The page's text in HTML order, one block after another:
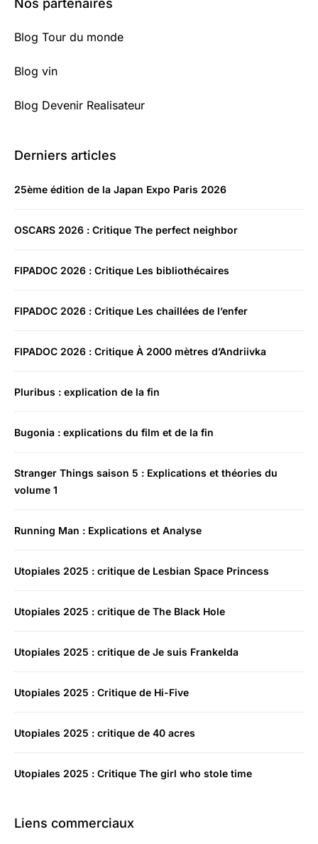
Nos partenaires
Blog Tour du monde
Blog vin
Blog Devenir Realisateur
Derniers articles
25ème édition de la Japan Expo Paris 2026
OSCARS 2026 : Critique The perfect neighbor
FIPADOC 2026 : Critique Les bibliothécaires
FIPADOC 2026 : Critique Les chaillées de l’enfer
FIPADOC 2026 : Critique À 2000 mètres d’Andriivka
Pluribus : explication de la fin
Bugonia : explications du film et de la fin
Stranger Things saison 5 : Explications et théories du
volume 1
Running Man : Explications et Analyse
Utopiales 2025 : critique de Lesbian Space Princess
Utopiales 2025 : critique de The Black Hole
Utopiales 2025 : critique de Je suis Frankelda
Utopiales 2025 : Critique de Hi-Five
Utopiales 2025 : critique de 40 acres
Utopiales 2025 : Critique The girl who stole time
Liens commerciaux